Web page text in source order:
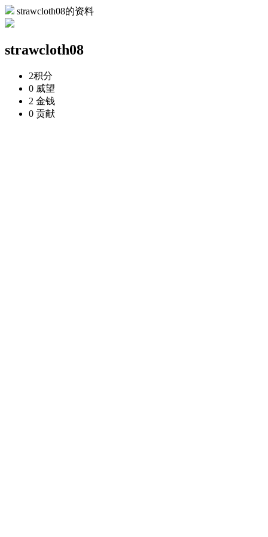
strawcloth08的资料
strawcloth08
2积分
0 威望
2 金钱
0 贡献